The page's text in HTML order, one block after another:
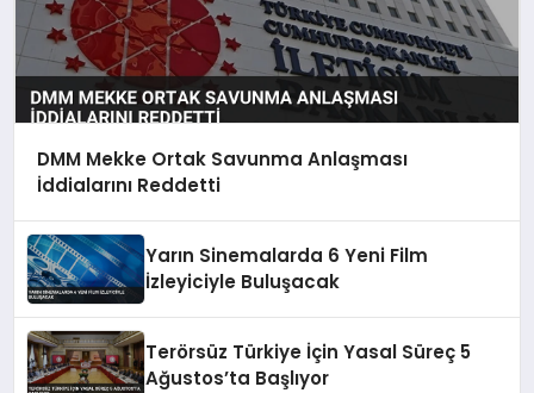
DMM Mekke Ortak Savunma Anlaşması
İddialarını Reddetti
Yarın Sinemalarda 6 Yeni Film
İzleyiciyle Buluşacak
Terörsüz Türkiye İçin Yasal Süreç 5
Ağustos’ta Başlıyor